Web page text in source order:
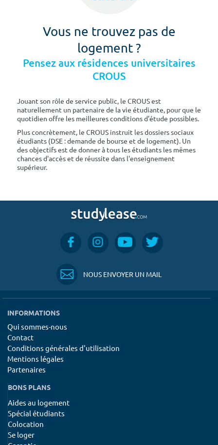
Vous ne trouvez pas de
logement ?
Pensez aux résidences universitaires
CROUS
Jouant son rôle de service public, le CROUS est
naturellement un partenaire de la vie étudiante, pour que le
quotidien offre les meilleures conditions d'étude possibles.
Plus concrètement, le CROUS instruit les dossiers sociaux
étudiants (DSE : demande de bourse et de logement). Un
des objectifs est de donner à tous les étudiants les mêmes
chances d'accès et de réussite dans l'enseignement
supérieur.
NOUS ENVOYER UN MAIL
INFORMATIONS
Qui sommes-nous
Contact
Conditions générales d'utilisation
Mentions légales
Partenaires
BONS PLANS
Aides au logement
Spécial étudiants
Colocation
Se loger